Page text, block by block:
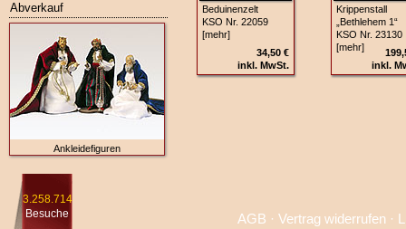
Abverkauf
Ankleidefiguren
Beduinenzelt
KSO Nr. 22059
[mehr]
34,50 €
inkl. MwSt.
Krippenstall
„Bethlehem 1“
KSO Nr. 23130
[mehr]
inkl.
3.258.714
Besuche
AGB · Vertrag widerrufen·